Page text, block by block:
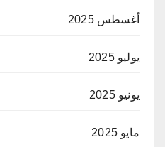
أغسطس 2025
يوليو 2025
يونيو 2025
مايو 2025